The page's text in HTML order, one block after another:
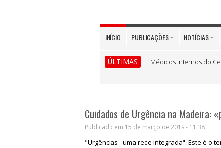
INÍCIO PUBLICAÇÕES NOTÍCIAS
ÚLTIMAS Médicos Internos do
Cuidados de Urgência na Madeira:
Publicado em 15 de março de 2019 - 11:38
"Urgências - uma rede integrada". Este é o